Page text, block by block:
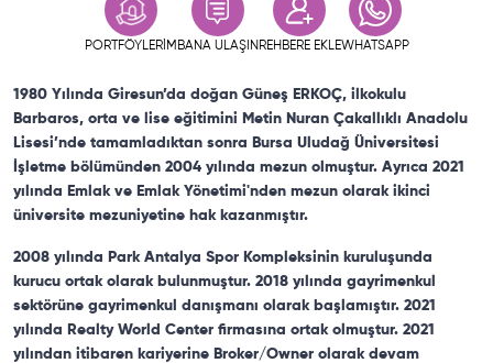
PORTFÖYLERİM BANA ULAŞINREHBERE EKLEWHATSAPP
1980 Yılında Giresun’da doğan Güneş ERKOÇ, ilkokulu
Barbaros, orta ve lise eğitimini Metin Nuran Çakallıklı Anadolu
Lisesi’nde tamamladıktan sonra Bursa Uludağ Üniversitesi
İşletme bölümünden 2004 yılında mezun olmuştur. Ayrıca 2021
yılında Emlak ve Emlak Yönetimi'nden mezun olarak ikinci
üniversite mezuniyetine hak kazanmıştır.
2008 yılında Park Antalya Spor Kompleksinin kuruluşunda
kurucu ortak olarak bulunmuştur. 2018 yılında gayrimenkul
sektörüne gayrimenkul danışmanı olarak başlamıştır. 2021
yılında Realty World Center firmasına ortak olmuştur. 2021
yılından itibaren kariyerine Broker/Owner olarak devam